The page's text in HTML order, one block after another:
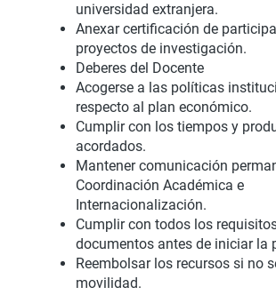
universidad extranjera.
Anexar certificación de
proyectos de investigación.
Deberes del Docente
Acogerse a las políticas
respecto al plan económico.
Cumplir con los tiempos y
acordados.
Mantener comunicación
Coordinación Académica e
Internacionalización.
Cumplir con todos los
documentos antes de iniciar la
Reembolsar los recursos si no
movilidad.